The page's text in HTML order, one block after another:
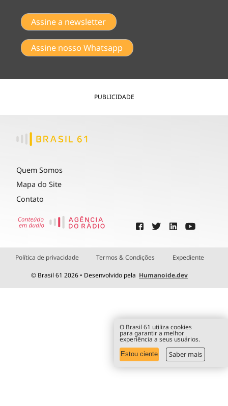
Assine a newsletter
Assine nosso Whatsapp
PUBLICIDADE
Quem Somos
Mapa do Site
Contato
Política de privacidade Termos & Condições Expediente
© Brasil 61 2026 • Desenvolvido pela Humanoide.dev
O Brasil 61 utiliza cookies
para garantir a melhor
experiência a seus usuários.
Estou ciente Saber mais